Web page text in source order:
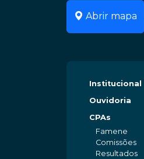
Abrir mapa
Institucional
Ouvidoria
CPAs
Famene
Comissões
Resultados